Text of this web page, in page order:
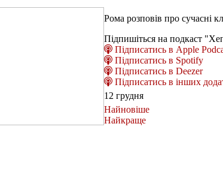
Рома розповів про сучасні
Підпишіться на подкаст
Підписатись в Apple
Підписатись в Spotify
Підписатись в Deezer
Підписатись в інших
12 грудня
Найновіше
Найкраще